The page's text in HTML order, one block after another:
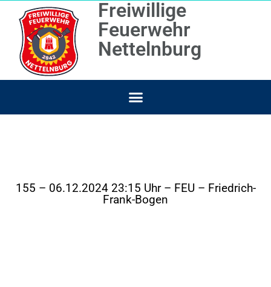
Freiwillige
Feuerwehr
Nettelnburg
155 – 06.12.2024 23:15 Uhr – FEU – Friedrich-
Frank-Bogen